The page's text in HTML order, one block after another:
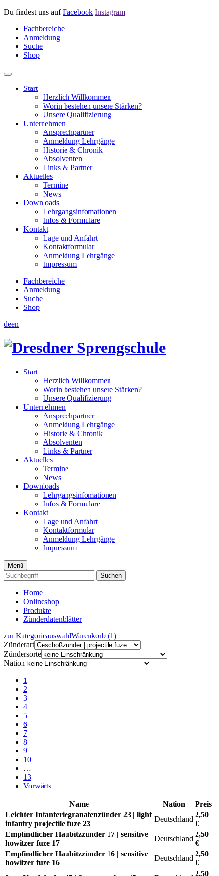
Du findest uns aufFacebook Instagram
Fachbereiche
Anmeldung
Suche
Shop
Start
Herzlich Willkommen
Worin bestehen unsere Stärken?
Unsere Qualifizierung
Unternehmen
Ansprechpartner
Anmeldung Lehrgänge
Historie & Chronik
Absolventen
Links & Partner
Aktuelles
Termine
News
Downloads
Lehrgangsinfomationen
Infos & Formulare
Kontakt
Lage und Anfahrt
Kontaktformular
Anmeldung Lehrgänge
Impressum
Fachbereiche
Anmeldung
Suche
Shop
deen
Start
Herzlich Willkommen
Worin bestehen unsere Stärken?
Unsere Qualifizierung
Unternehmen
Ansprechpartner
Anmeldung Lehrgänge
Historie & Chronik
Absolventen
Links & Partner
Aktuelles
Termine
News
Downloads
Lehrgangsinfomationen
Infos & Formulare
Kontakt
Lage und Anfahrt
Kontaktformular
Anmeldung Lehrgänge
Impressum
Menü
Suchen
Home
Onlineshop
Produkte
Zünderdatenblätter
zur KategorieauswahlWarenkorb (1)
Zünderart
Zündersorte
Nation
1
2
3
4
5
6
7
8
9
10
…
13
Vorwärts
Name Nation
Preis
Leichter Infanteriegranatenzünder 23 | light
infantry projectile fuze 23
Deutschland
2,50
€
Empfindlicher Haubitzzünder 17 | sensitive
howitzer fuze 17
Deutschland
2,50
€
Empfindlicher Haubitzzünder 16 | sensitive
howitzer fuze 16
Deutschland
2,50
€
2,50